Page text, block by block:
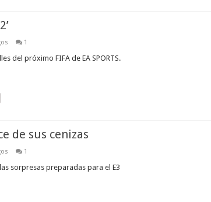
1
del próximo FIFA de EA SPORTS.
de sus cenizas
1
sorpresas preparadas para el E3